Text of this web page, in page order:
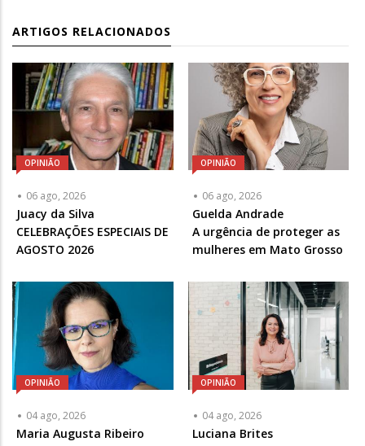
ARTIGOS RELACIONADOS
OPINIÃO
06 ago, 2026
Articulista
ou
Chamada
Opcional
Juacy da Silva
CELEBRAÇÕES ESPECIAIS DE
AGOSTO 2026
OPINIÃO
06 ago, 2026
Articulista
ou
Chamada
Opcional
Guelda Andrade
A urgência de proteger as
mulheres em Mato Grosso
OPINIÃO
04 ago, 2026
Articulista
Maria Augusta Ribeiro
OPINIÃO
04 ago, 2026
Articulista
Luciana Brites